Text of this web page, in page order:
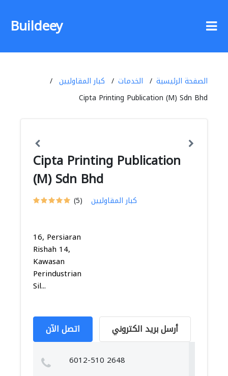
Buildeey
الصفحة الرئيسية الخدمات
كبار المقاوليين
Cipta Printing Publication (M) Sdn Bhd
Cipta Printing Publication
(M) Sdn Bhd
(5) كبار المقاوليين
16, Persiaran
Rishah 14,
Kawasan
Perindustrian
Sil...
اتصل الآن أرسل بريد الكتروني
6012-510 2648